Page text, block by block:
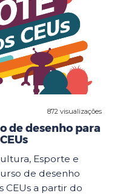
872 visualizações
de desenho para
Esporte e
de desenho
CEUs a partir do